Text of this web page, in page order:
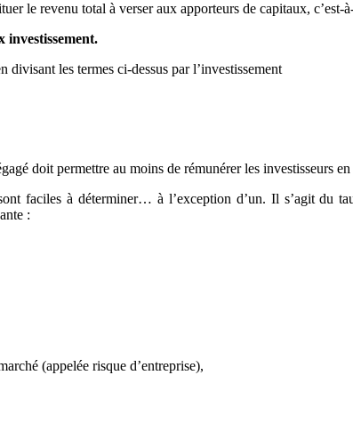
le revenu total à verser aux apporteurs de capitaux, c’est-
investissement.
les termes ci-dessus par l’investissement
doit permettre au moins de rémunérer les investisseurs
faciles à déterminer… à l’exception d’un. Il s’agit du
:
(appelée risque d’entreprise),